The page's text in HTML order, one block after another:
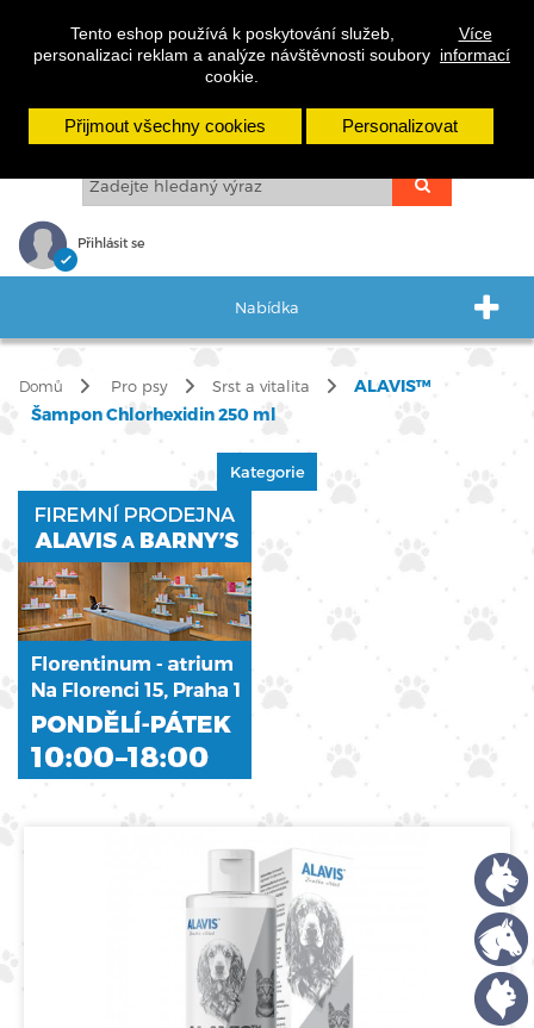
Tento eshop používá k poskytování služeb,
personalizaci reklam a analýze návštěvnosti soubory
cookie.
Více
informací
Přijmout všechny cookies Personalizovat
Přihlásit se
Nabídka
Domů Pro psy Srst a vitalita
ALAVIS™
Šampon Chlorhexidin 250 ml
Kategorie